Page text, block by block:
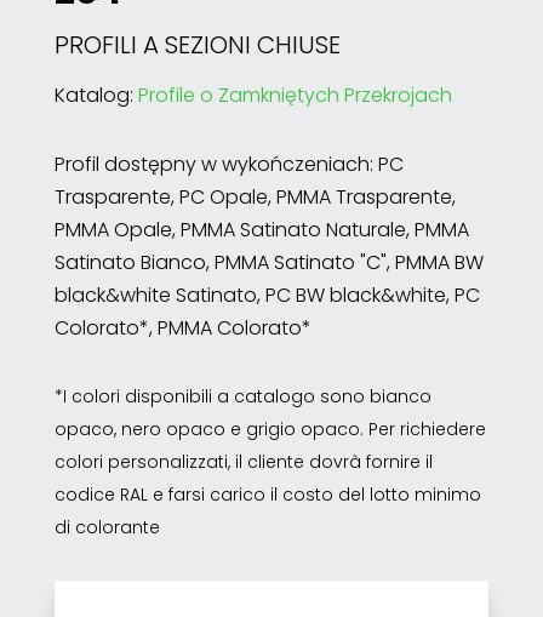
PROFILI A SEZIONI CHIUSE
Katalog: Profile o Zamkniętych Przekrojach
Profil dostępny w wykończeniach: PC
Trasparente, PC Opale, PMMA Trasparente,
PMMA Opale, PMMA Satinato Naturale, PMMA
Satinato Bianco, PMMA Satinato "C", PMMA BW
black&white Satinato, PC BW black&white, PC
Colorato*, PMMA Colorato*
*I colori disponibili a catalogo sono bianco
opaco, nero opaco e grigio opaco. Per richiedere
colori personalizzati, il cliente dovrà fornire il
codice RAL e farsi carico il costo del lotto minimo
di colorante